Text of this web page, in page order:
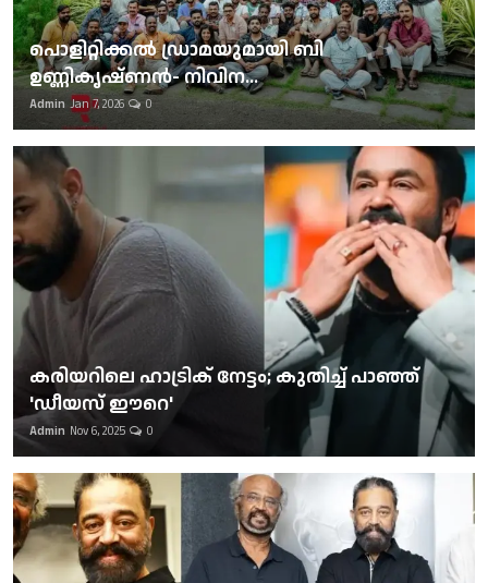
പൊളിറ്റിക്കല്‍ ഡ്രാമയുമായി ബി
ഉണ്ണികൃഷ്ണന്‍- നിവിന...
Admin Jan 7, 2026 0
കരിയറിലെ ഹാട്രിക് നേട്ടം; കുതിച്ച് പാഞ്ഞ്
'ഡീയസ് ഈറെ'
Admin Nov 6, 2025 0